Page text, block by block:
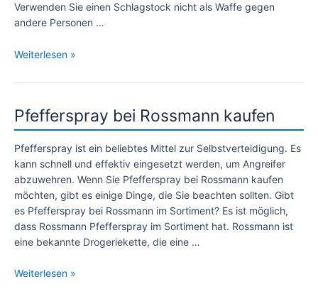
Verwenden Sie einen Schlagstock nicht als Waffe gegen
andere Personen …
Schlagstock
Legal
illegal?
Weiterlesen »
Pfefferspray bei Rossmann kaufen
Pfefferspray ist ein beliebtes Mittel zur Selbstverteidigung. Es
kann schnell und effektiv eingesetzt werden, um Angreifer
abzuwehren. Wenn Sie Pfefferspray bei Rossmann kaufen
möchten, gibt es einige Dinge, die Sie beachten sollten. Gibt
es Pfefferspray bei Rossmann im Sortiment? Es ist möglich,
dass Rossmann Pfefferspray im Sortiment hat. Rossmann ist
eine bekannte Drogeriekette, die eine …
Pfefferspray
Weiterlesen »